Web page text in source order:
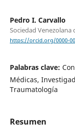
Pedro I. Carvallo
Sociedad
https://orcid.org/0000-
Palabras clave:
Médicas,
Traumatología
Resumen